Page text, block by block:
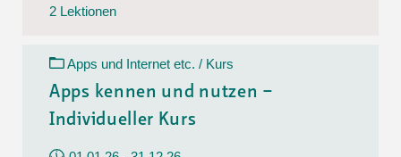
2 Lektionen
Apps und Internet etc. / Kurs
Apps kennen und nutzen –
Individueller Kurs